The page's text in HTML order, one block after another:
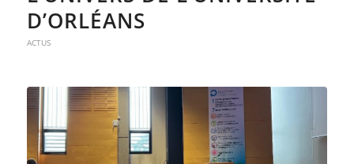
D’ORLÉANS
ACTUS